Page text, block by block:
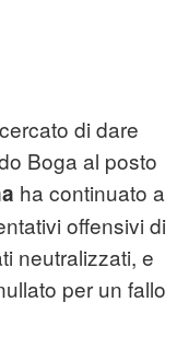
di dare
Boga al posto
ha continuato a
offensivi di
neutralizzati, e
per un fallo